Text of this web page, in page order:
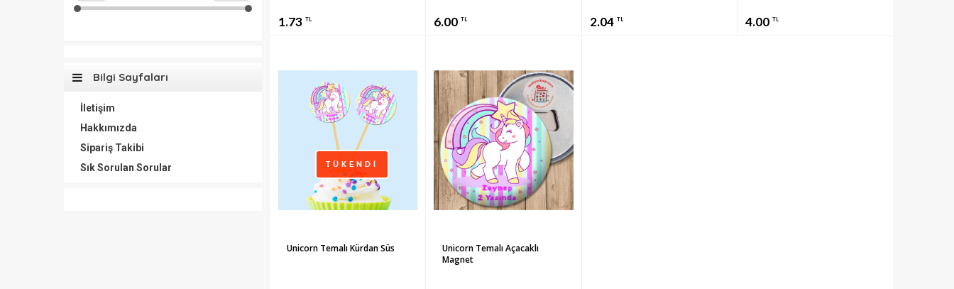
Bilgi Sayfaları
İletişim
Hakkımızda
Sipariş Takibi
Sık Sorulan Sorular
1.73 TL 6.00 TL 2.04 TL 4.00 TL
TÜKENDİ
Unicorn Temalı Kürdan Süs
Unicorn Temalı Açacaklı
Magnet